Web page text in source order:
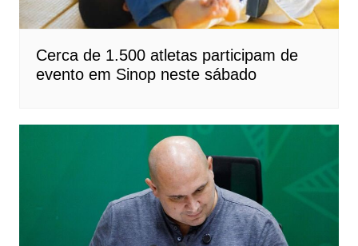
Cerca de 1.500 atletas participam de
evento em Sinop neste sábado